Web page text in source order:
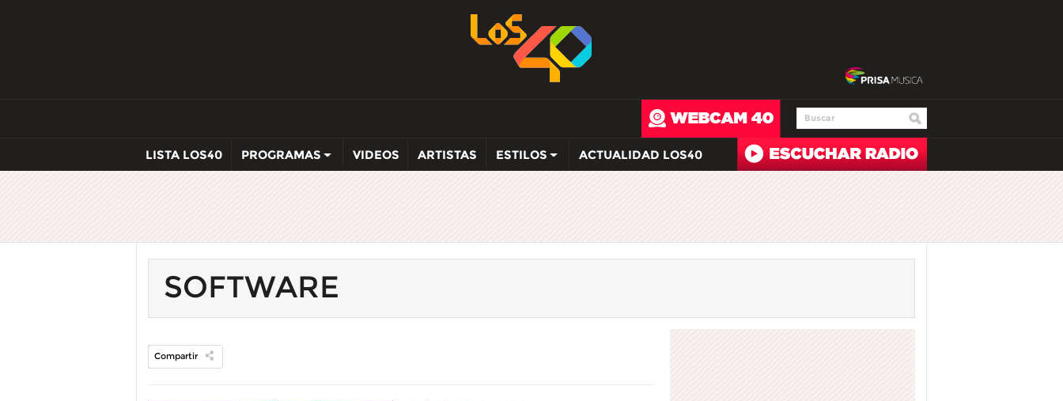
LISTA LOS40 PROGRAMAS VIDEOS ARTISTAS ESTILOS ACTUALIDAD LOS40
SOFTWARE
Compartir